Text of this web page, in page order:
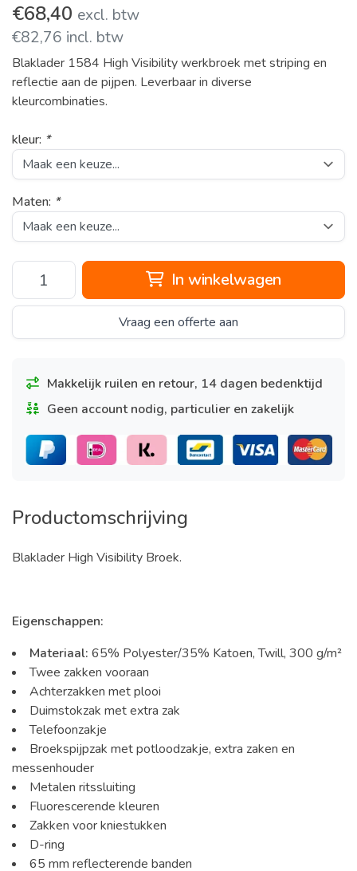
€68,40 excl. btw
€82,76 incl. btw
Blaklader 1584 High Visibility werkbroek met striping en
reflectie aan de pijpen. Leverbaar in diverse
kleurcombinaties.
kleur: *
Maten: *
In winkelwagen
Vraag een offerte aan
Makkelijk ruilen en retour, 14 dagen bedenktijd
Geen account nodig, particulier en zakelijk
Productomschrijving
Blaklader High Visibility Broek.
Eigenschappen:
Materiaal: 65% Polyester/35% Katoen, Twill, 300 g/m²
Twee zakken vooraan
Achterzakken met plooi
Duimstokzak met extra zak
Telefoonzakje
Broekspijpzak met potloodzakje, extra zaken en
messenhouder
Metalen ritssluiting
Fluorescerende kleuren
Zakken voor kniestukken
D-ring
65 mm reflecterende banden